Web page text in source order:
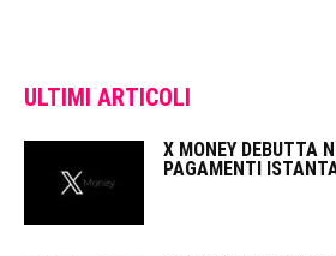
ULTIMI ARTICOLI
X MONEY DEBUTTA
PAGAMENTI